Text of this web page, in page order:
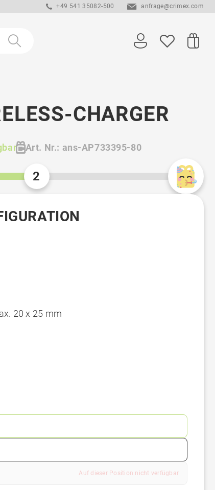
+49 541 35082-500 anfrage@crimex.com
CHARGER
Art. Nr.: ans-AP733395-80
2
20 x 25 mm
Auf dieser Position nicht verfügbar